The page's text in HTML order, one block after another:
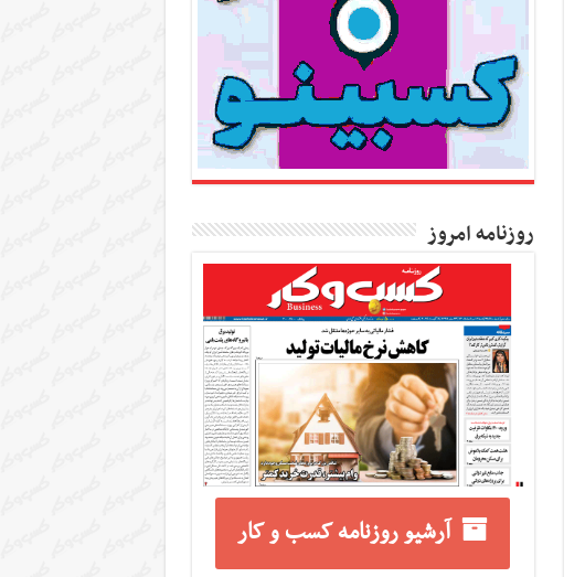
روزنامه امروز
آرشیو روزنامه کسب و کار